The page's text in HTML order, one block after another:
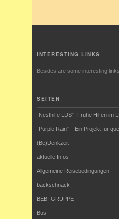
INTERESTING LINKS
Besides are some interesting
SEITEN
“Nesthilfe LDS”- Frühe Hilfen im
“Purple Rain” – Ein Projekt für
(Be)Denkzeit
aktuelle Infos
Allgemeine Reisebedingungen
backschnack
BEBI-GRUPPE
Bus